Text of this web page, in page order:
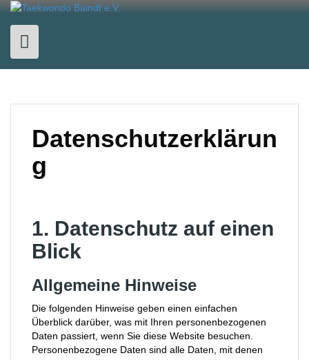
Skip
content
Datenschutzerklärun
g
1. Datenschutz auf einen
Blick
Allgemeine Hinweise
Die folgenden Hinweise geben einen einfachen
Überblick darüber, was mit Ihren personenbezogenen
Daten passiert, wenn Sie diese Website besuchen.
Personenbezogene Daten sind alle Daten, mit denen